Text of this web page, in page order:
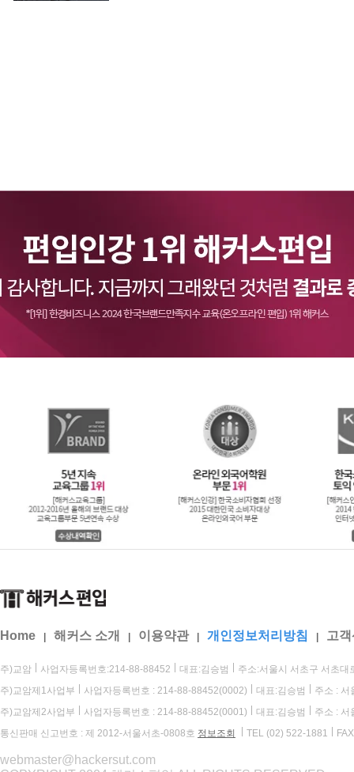
Home | 해커스 소개 | 이용약관 | 개인정보처리방침 | 고
주)교암 사업자등록번호:214-88-88452 대표:김승범
주소:서울시 서초구 서초대
주)교암제1사업부
사업자등록번호 : 214-88-88452(0002) 대표:김승범
주소 : 서
주)교암제2사업부
사업자등록번호 : 214-88-88452(0001) 대표:김승범
주소 : 서
통신판매 신고번호 : 제 2012-서울서초-0808호 정보조회 TEL (02) 522-1881
webmaster@hackersut.com